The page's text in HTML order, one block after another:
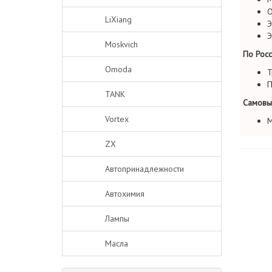
LiXiang
Moskvich
Omoda
TANK
Vortex
ZX
Автопринадлежности
Автохимия
Лампы
Масла
По